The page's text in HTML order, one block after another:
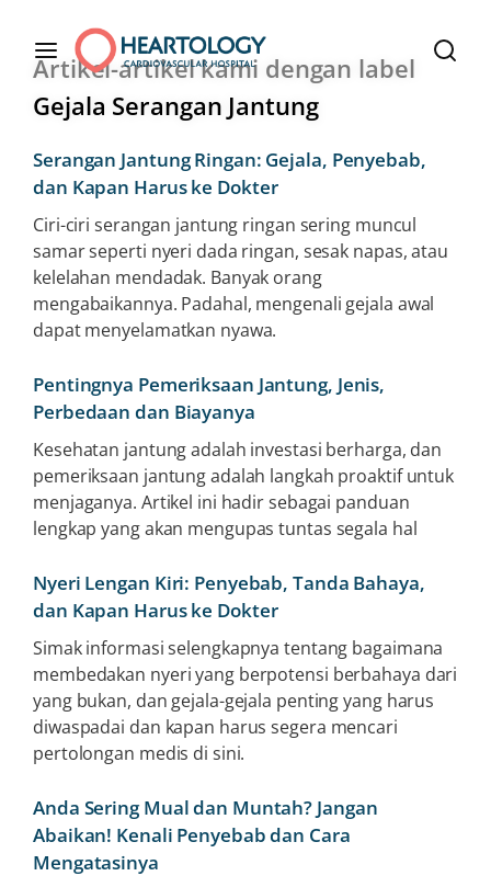
Artikel-artikel kami dengan label
Gejala Serangan Jantung
Serangan Jantung Ringan: Gejala, Penyebab,
dan Kapan Harus ke Dokter
Ciri-ciri serangan jantung ringan sering muncul
samar seperti nyeri dada ringan, sesak napas, atau
kelelahan mendadak. Banyak orang
mengabaikannya. Padahal, mengenali gejala awal
dapat menyelamatkan nyawa.
Pentingnya Pemeriksaan Jantung, Jenis,
Perbedaan dan Biayanya
Kesehatan jantung adalah investasi berharga, dan
pemeriksaan jantung adalah langkah proaktif untuk
menjaganya. Artikel ini hadir sebagai panduan
lengkap yang akan mengupas tuntas segala hal
Nyeri Lengan Kiri: Penyebab, Tanda Bahaya,
dan Kapan Harus ke Dokter
Simak informasi selengkapnya tentang bagaimana
membedakan nyeri yang berpotensi berbahaya dari
yang bukan, dan gejala-gejala penting yang harus
diwaspadai dan kapan harus segera mencari
pertolongan medis di sini.
Anda Sering Mual dan Muntah? Jangan
Abaikan! Kenali Penyebab dan Cara
Mengatasinya